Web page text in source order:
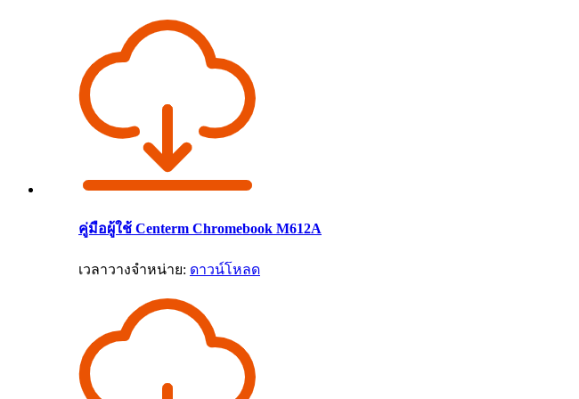
คู่มือผู้ใช้ Centerm Chromebook M612A
เวลาวางจำหน่าย: ดาวน์โหลด